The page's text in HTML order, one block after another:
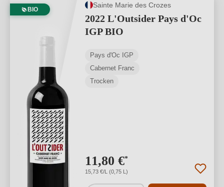
BIO
Sainte Marie des Crozes
2022 L'Outsider Pays d'Oc
IGP BIO
Pays d'Oc IGP
Cabernet Franc
Trocken
11,80 €*
15,73 €/L (0,75 L)